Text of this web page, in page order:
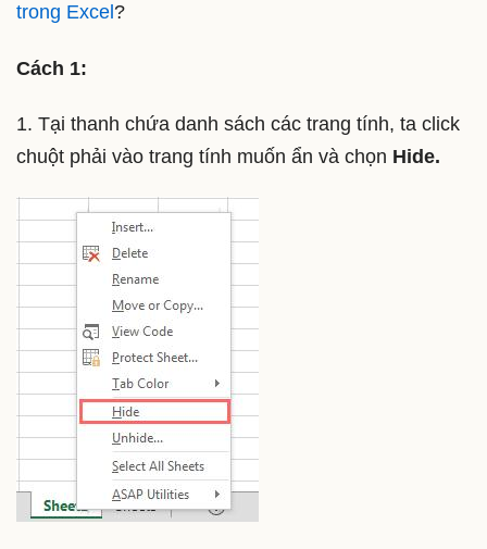
trong Excel ?
Cách 1:
1. Tại thanh chứa danh sách các trang tính, ta click
chuột phải vào trang tính muốn ẩn và chọn Hide.